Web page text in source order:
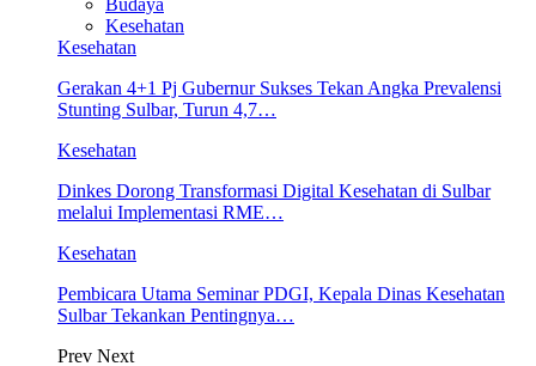
Kesehatan
Kesehatan
Gerakan 4+1 Pj Gubernur Sukses Tekan Angka Prevalensi
Stunting Sulbar, Turun 4,7…
Kesehatan
Dinkes Dorong Transformasi Digital Kesehatan di Sulbar
melalui Implementasi RME…
Kesehatan
Pembicara Utama Seminar PDGI, Kepala Dinas Kesehatan
Sulbar Tekankan Pentingnya…
Prev Next